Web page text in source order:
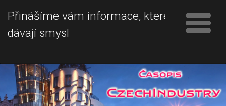
Přinášíme vám informace, které
dávají smysl